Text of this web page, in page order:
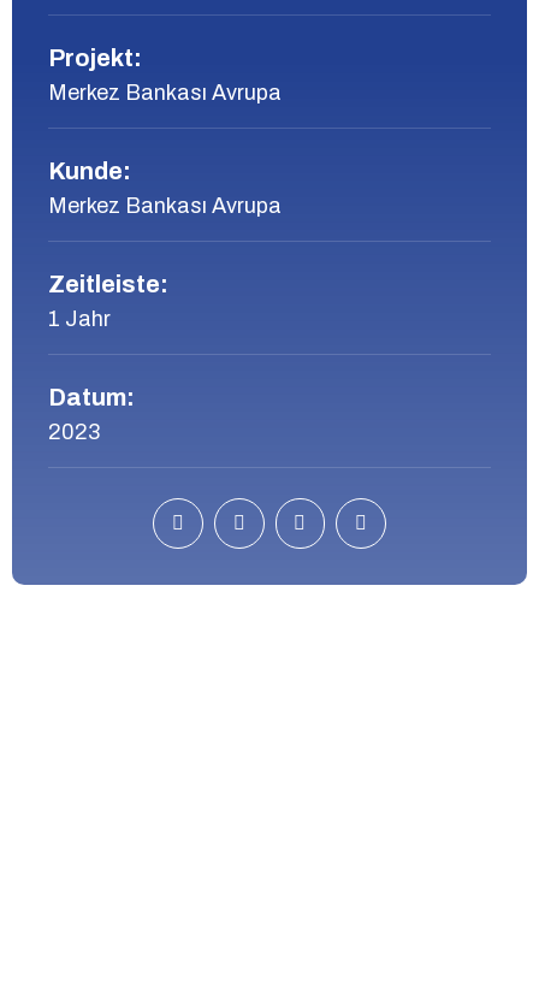
Projekt:
Merkez Bankası Avrupa
Kunde:
Merkez Bankası Avrupa
Zeitleiste:
1 Jahr
Datum:
2023